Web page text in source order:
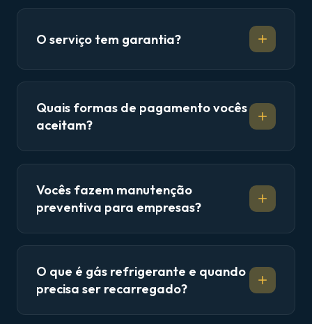
O serviço tem garantia?
Quais formas de pagamento vocês
aceitam?
Vocês fazem manutenção
preventiva para empresas?
O que é gás refrigerante e quando
precisa ser recarregado?